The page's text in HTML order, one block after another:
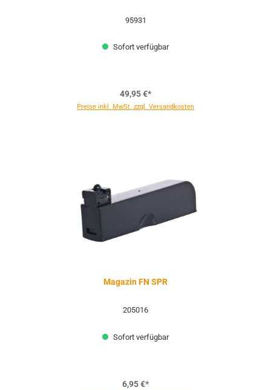
95931
Sofort verfügbar
49,95 €*
Preise inkl. MwSt. zzgl. Versandkosten
Magazin FN SPR
205016
Sofort verfügbar
6,95 €*